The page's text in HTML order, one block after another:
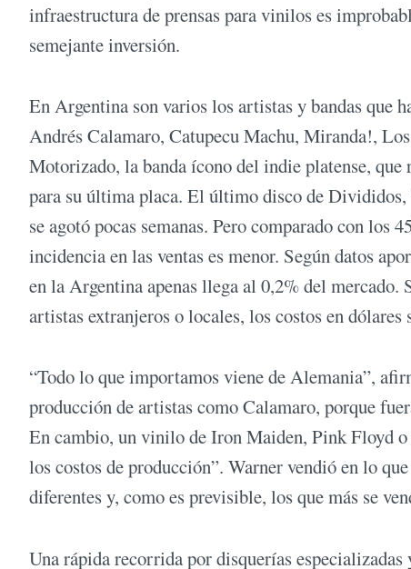
infraestructura de prensas para vinilos es
semejante inversión.
En Argentina son varios los artistas y bandas que
Andrés Calamaro, Catupecu Machu, Miranda!,
Motorizado, la banda ícono del indie platense,
para su última placa. El último disco de
se agotó pocas semanas. Pero comparado con
incidencia en las ventas es menor. Según datos
en la Argentina apenas llega al 0,2% del
artistas extranjeros o locales, los costos en
“Todo lo que importamos viene de Alemania”,
producción de artistas como Calamaro, porque
En cambio, un vinilo de Iron Maiden, Pink Floyd
los costos de producción”. Warner vendió en lo
diferentes y, como es previsible, los que más se
Una rápida recorrida por disquerías